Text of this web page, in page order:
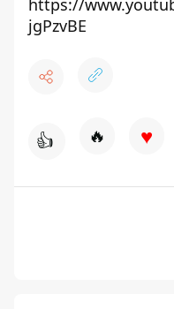
https://
jgPzvBE
👍 🔥 ♥